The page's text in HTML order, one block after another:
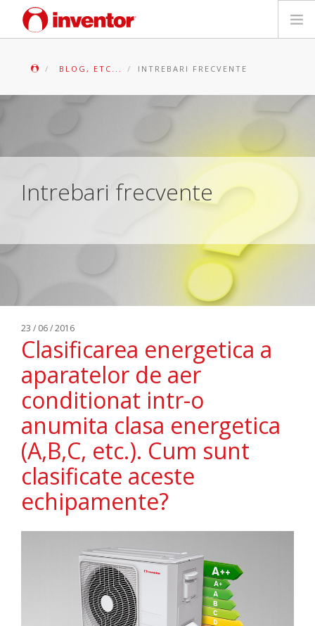
Biblioteca media
Cauta
BLOG, ETC... INTREBARI FRECVENTE
Intrebari frecvente
23 / 06 / 2016
Clasificarea energetica a
aparatelor de aer
conditionat intr-o
anumita clasa energetica
(A,B,C, etc.). Cum sunt
clasificate aceste
echipamente?